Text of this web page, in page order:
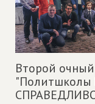
Второй